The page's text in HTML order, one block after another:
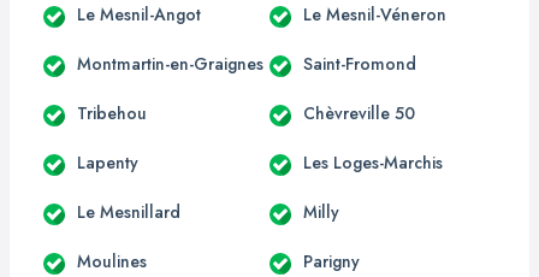
Le Mesnil-Angot Le Mesnil-Véneron
Montmartin-en-Graignes Saint-Fromond
Tribehou Chèvreville 50
Lapenty Les Loges-Marchis
Le Mesnillard Milly
Moulines Parigny